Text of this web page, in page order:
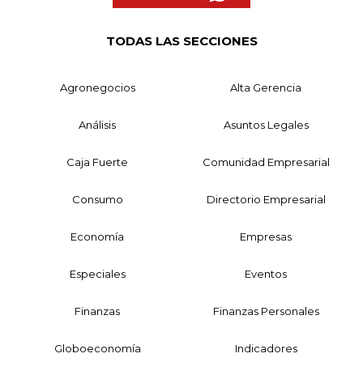
TODAS LAS SECCIONES
Agronegocios Alta Gerencia
Análisis Asuntos Legales
Caja Fuerte Comunidad Empresarial
Consumo Directorio Empresarial
Economía Empresas
Especiales Eventos
Finanzas Finanzas Personales
Globoeconomía Indicadores